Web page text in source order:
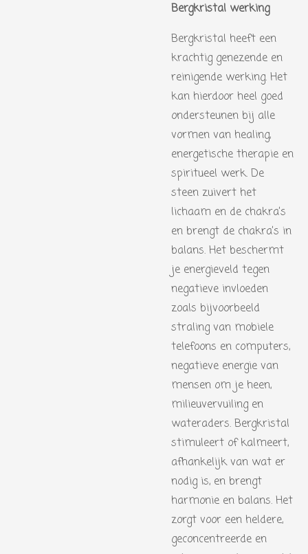
Bergkristal werking
Bergkristal heeft een
krachtig genezende en
reinigende werking. Het
kan hierdoor heel goed
ondersteunen bij alle
vormen van healing,
energetische therapie en
spiritueel werk. De
steen zuivert het
lichaam en de chakra’s
en brengt de chakra’s in
balans. Het beschermt
je energieveld tegen
negatieve invloeden
zoals bijvoorbeeld
straling van mobiele
telefoons en computers,
negatieve energie van
mensen om je heen,
milieuvervuiling en
wateraders. Bergkristal
stimuleert of kalmeert,
afhankelijk van wat er
nodig is, en brengt
harmonie en balans. Het
zorgt voor een heldere,
geconcentreerde en